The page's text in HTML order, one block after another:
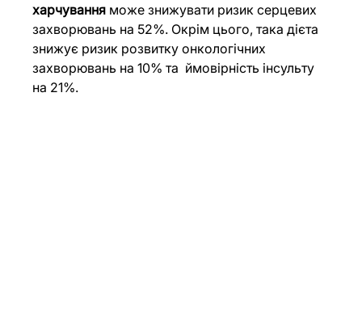
харчування може знижувати ризик серцевих
захворювань на 52%. Окрім цього, така дієта
знижує ризик розвитку онкологічних
захворювань на 10% та  ймовірність інсульту
на 21%.